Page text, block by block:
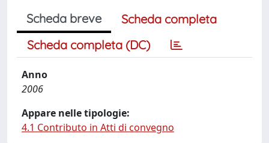
Scheda breve
Scheda completa
Scheda completa (DC)
Anno
2006
Appare nelle tipologie:
4.1 Contributo in Atti di convegno